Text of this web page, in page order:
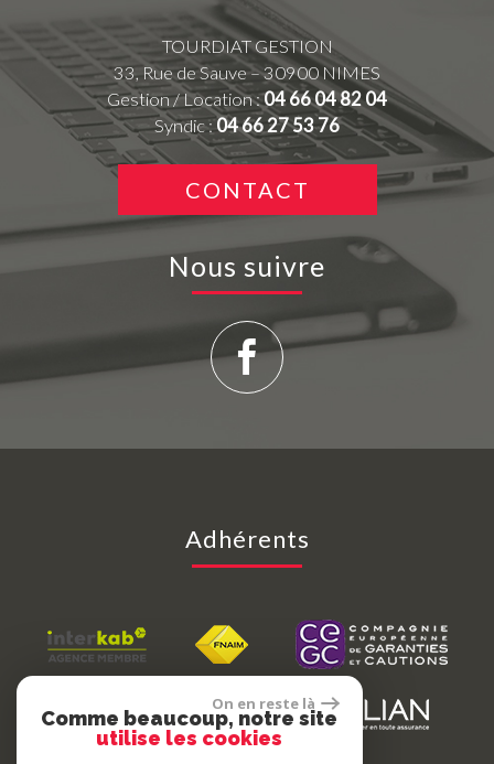
TOURDIAT GESTION
33, Rue de Sauve – 30900 NIMES
Gestion / Location :04 66 04 82 04
Syndic :04 66 27 53 76
CONTACT
Nous suivre
Adhérents
On en reste là
Comme beaucoup, notre site
utilise les cookies